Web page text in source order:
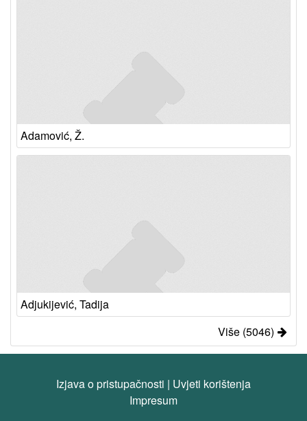
Adamović, Ž.
Adjukijević, Tadija
Više (5046)
Izjava o pristupačnosti | Uvjeti korištenja
Impresum